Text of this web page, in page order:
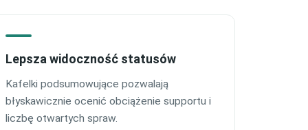
Lepsza widoczność statusów
Kafelki podsumowujące pozwalają
błyskawicznie ocenić obciążenie supportu i
liczbę otwartych spraw.